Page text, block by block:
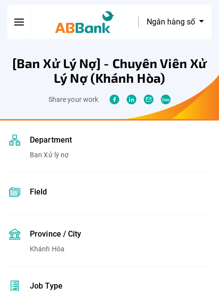
Ngân hàng số
[Ban Xử Lý Nợ] - Chuyên Viên Xử
Lý Nợ (Khánh Hòa)
Share your work
Department
Ban Xử lý nợ
Field
Province / City
Khánh Hòa
Job Type